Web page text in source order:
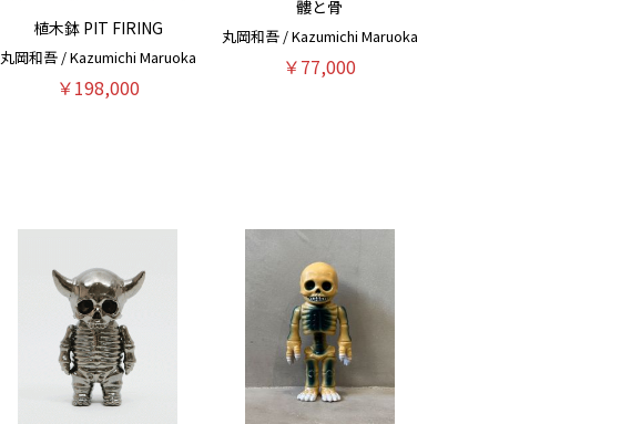
植木鉢 PIT FIRING
丸岡和吾 / Kazumichi Maruoka
￥198,000
髏と骨
丸岡和吾 / Kazumichi Maruoka
￥77,000